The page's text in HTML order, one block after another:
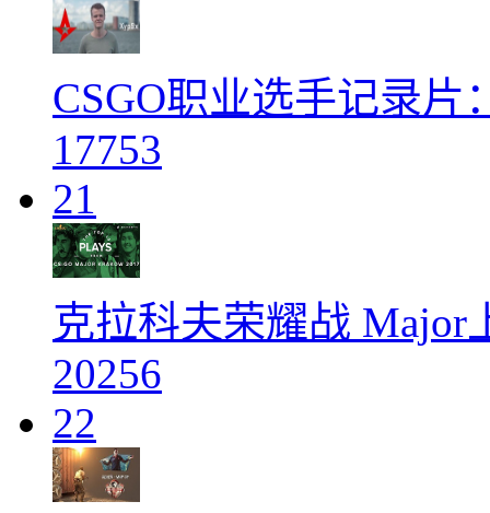
CSGO职业选手记录片
17753
21
克拉科夫荣耀战 Major
20256
22